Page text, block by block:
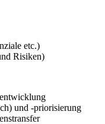
etc.)
Risiken)
und -priorisierung